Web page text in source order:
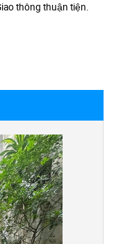
thông thuận tiện.